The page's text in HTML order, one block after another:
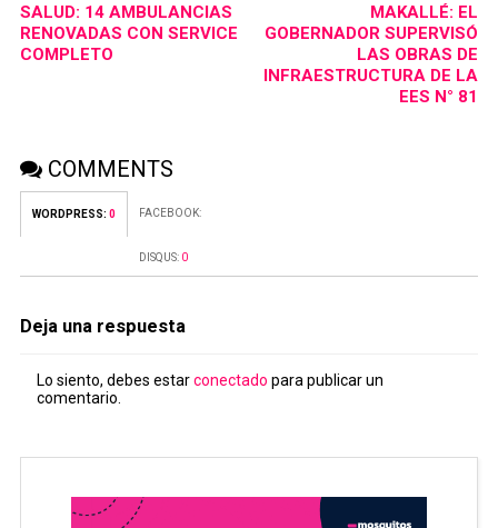
SALUD: 14 AMBULANCIAS
RENOVADAS CON SERVICE
COMPLETO
MAKALLÉ: EL
GOBERNADOR SUPERVISÓ
LAS OBRAS DE
INFRAESTRUCTURA DE LA
EES N° 81
COMMENTS
WORDPRESS: 0 FACEBOOK:
DISQUS: 0
Deja una respuesta
Lo siento, debes estarconectado para publicar un
comentario.